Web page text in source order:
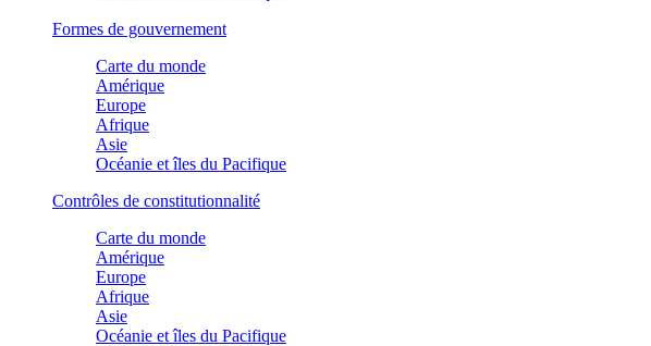
Formes de gouvernement
Carte du monde
Amérique
Europe
Afrique
Asie
Océanie et îles du Pacifique
Contrôles de constitutionnalité
Carte du monde
Amérique
Europe
Afrique
Asie
Océanie et îles du Pacifique